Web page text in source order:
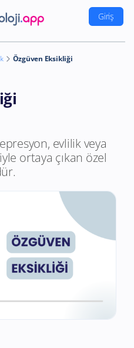
Giriş
Özgüven Eksikliği
evlilik veya
ortaya çıkan özel